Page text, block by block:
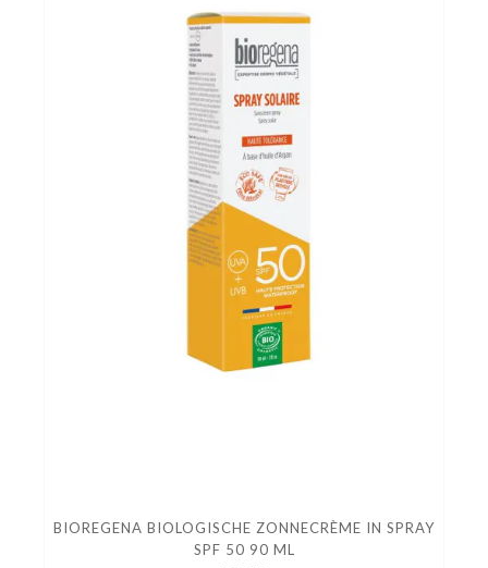
BIOREGENA BIOLOGISCHE ZONNECRÈME IN SPRAY
SPF 50 90 ML